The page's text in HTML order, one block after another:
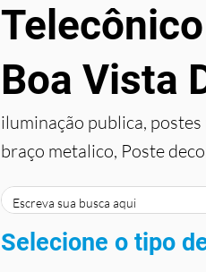
Boa Vista
iluminação publica,
braço metalico, Poste
Selecione o tipo